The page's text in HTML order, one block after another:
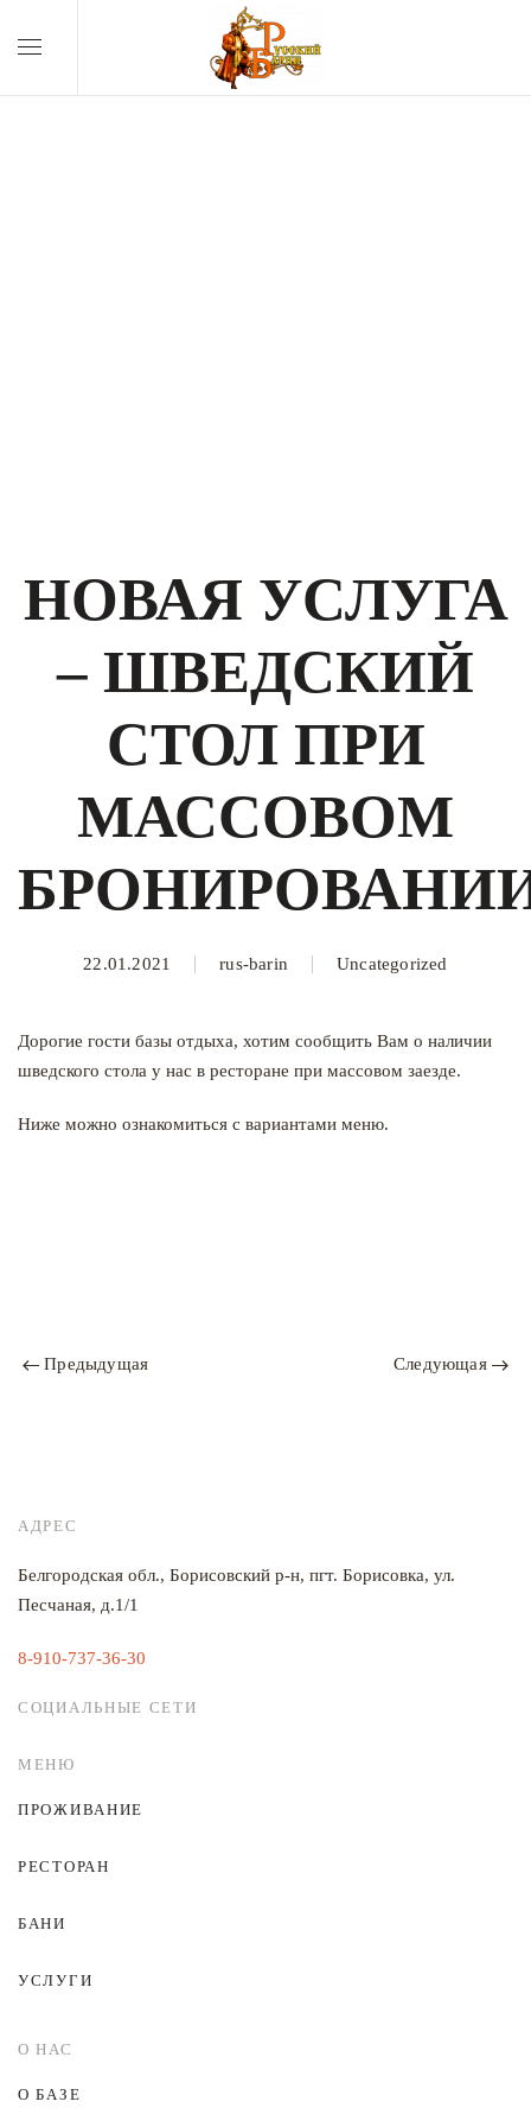
НОВАЯ УСЛУГА
– ШВЕДСКИЙ
СТОЛ ПРИ
МАССОВОМ
22.01.2021 rus-barin Uncategorized
Дорогие гости базы отдыха, хотим сообщить Вам о наличии
шведского стола у нас в ресторане при массовом заезде.
Ниже можно ознакомиться с вариантами меню.
Предыдущая Следующая
АДРЕС
Белгородская обл., Борисовский р-н, пгт. Борисовка, ул.
Песчаная, д.1/1
8-910-737-36-30
СОЦИАЛЬНЫЕ СЕТИ
МЕНЮ
ПРОЖИВАНИЕ
РЕСТОРАН
БАНИ
УСЛУГИ
О НАС
О БАЗЕ